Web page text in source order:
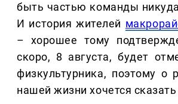
быть частью команды
И история жителей
– хорошее тому
скоро, 8 августа, будет
физкультурника, поэтому о
нашей жизни хочется